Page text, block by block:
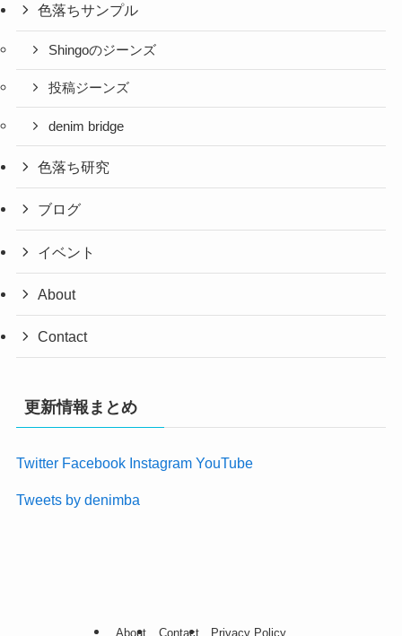
色落ちサンプル
Shingoのジーンズ
投稿ジーンズ
denim bridge
色落ち研究
ブログ
イベント
About
Contact
更新情報まとめ
Twitter Facebook Instagram YouTube
Tweets by denimba
About Contact Privacy Policy